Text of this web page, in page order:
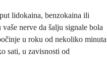
lidokaina, benzokaina ili
nerve da šalju signale bola
u roku od nekoliko minuta
sati, u zavisnosti od